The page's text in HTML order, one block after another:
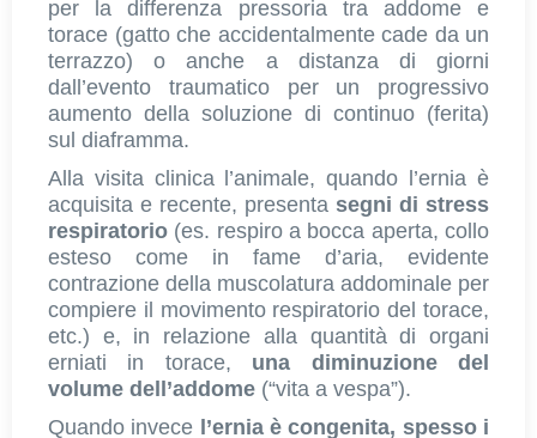
per la differenza pressoria tra addome e
torace (gatto che accidentalmente cade da un
terrazzo) o anche a distanza di giorni
dall’evento traumatico per un progressivo
aumento della soluzione di continuo (ferita)
sul diaframma.
Alla visita clinica l’animale, quando l’ernia è
acquisita e recente, presenta segni di stress
respiratorio (es. respiro a bocca aperta, collo
esteso come in fame d’aria, evidente
contrazione della muscolatura addominale per
compiere il movimento respiratorio del torace,
etc.) e, in relazione alla quantità di organi
erniati in torace, una diminuzione del
volume dell’addome (“vita a vespa”).
Quando invece l’ernia è congenita, spesso i